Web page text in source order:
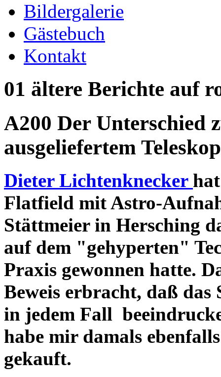
Bildergalerie
Gästebuch
Kontakt
01 ältere Berichte auf
A200 Der Unterschied
ausgeliefertem
Dieter Lichtenknecker
Flatfield mit Astro-
Stättmeier in Hersching
auf dem "gehyperten"
Praxis gewonnen hatte.
Beweis erbracht, daß das
in jedem Fall
habe mir damals
gekauft.